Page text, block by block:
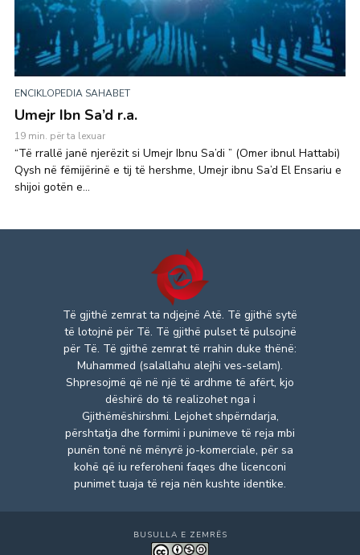
ENCIKLOPEDIA SAHABET
Umejr Ibn Sa’d r.a.
19 min. për ta lexuar
“Të rrallë janë njerëzit si Umejr Ibnu Sa’di ” (Omer ibnul Hattabi)
Qysh në fëmijërinë e tij të hershme, Umejr ibnu Sa’d El Ensariu e
shijoi gotën e...
Të gjithë zemrat ta ndjejnë Atë. Të gjithë sytë
të lotojnë për Të. Të gjithë pulset të pulsojnë
për Të. Të gjithë zemrat të rrahin duke thënë:
Muhammed (salallahu alejhi ves-selam).
Shpresojmë që në një të ardhme të afërt, kjo
dëshirë do të realizohet nga i
Gjithëmëshirshmi. Lejohet shpërndarja,
përshtatja dhe formimi i punimeve të reja mbi
punën tonë në mënyrë jo-komerciale, për sa
kohë që iu referoheni faqes dhe licenconi
punimet tuaja të reja nën kushte identike.
BUSULLA E ZEMRËS